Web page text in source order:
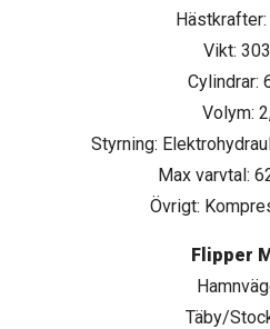
Vikt:
Cylindrar:
Volym:
Styrning:
Max varvtal:
Övrigt:
Flipper
Täby/